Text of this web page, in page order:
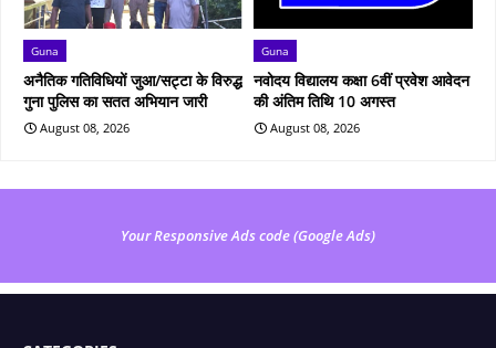
Guna
अनैतिक गतिविधियों जुआ/सट्टा के विरुद्ध
गुना पुलिस का सतत अभियान जारी
August 08, 2026
Guna
नवोदय विद्यालय कक्षा 6वीं प्रवेश आवेदन
की अंतिम तिथि 10 अगस्त
August 08, 2026
Your Responsive Ads code (Google Ads)